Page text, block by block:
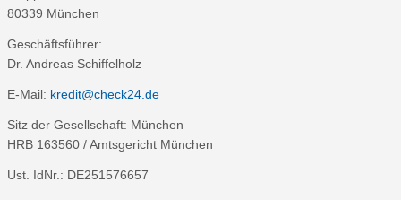
80339 München
Geschäftsführer:
Dr. Andreas Schiffelholz
E-Mail: kredit@check24.de
Sitz der Gesellschaft: München
HRB 163560 / Amtsgericht München
Ust. IdNr.: DE251576657